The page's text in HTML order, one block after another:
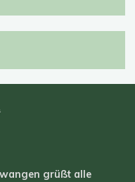
grüßt alle